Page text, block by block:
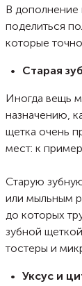
В дополнение
поделиться
которые
Старая
Иногда вещь
назначению,
щетка очень
мест: к
Старую
или мыльным
до которых
зубной
тостеры и
Уксус и